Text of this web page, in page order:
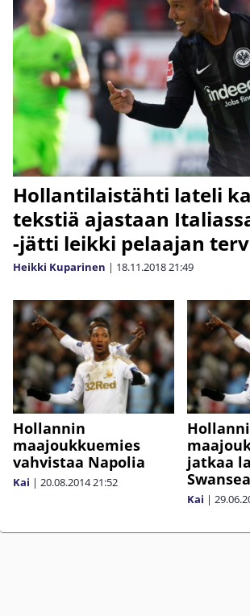
Hollantilaistähti lateli
tekstiä ajastaan
-jätti leikki pelaajan
Heikki Kuparinen | 18.11.201821:49
Hollannin
maajoukkuemies
vahvistaa Napolia
Kai | 20.08.201421:52
jatkaa
Kai |